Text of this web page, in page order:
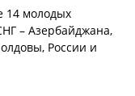
14 молодых
– Азербайджана,
России и